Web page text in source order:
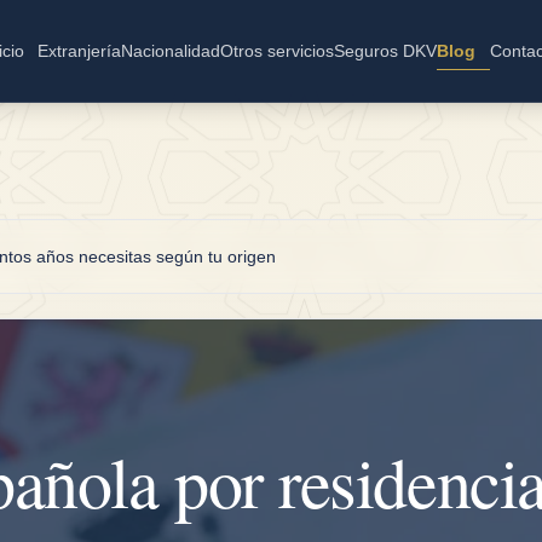
ExtranjeríaNacionalidadOtros serviciosSeguros DKVBlog
años necesitas según tu origen
por